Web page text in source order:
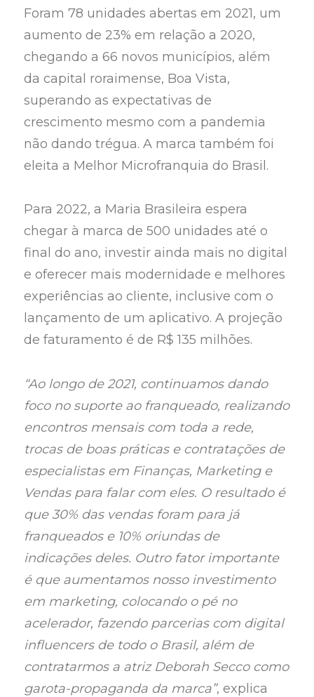
Foram 78 unidades abertas em 2021, um
aumento de 23% em relação a 2020,
chegando a 66 novos municípios, além
da capital roraimense, Boa Vista,
superando as expectativas de
crescimento mesmo com a pandemia
não dando trégua. A marca também foi
eleita a Melhor Microfranquia do Brasil.
Para 2022, a Maria Brasileira espera
chegar à marca de 500 unidades até o
final do ano, investir ainda mais no digital
e oferecer mais modernidade e melhores
experiências ao cliente, inclusive com o
lançamento de um aplicativo. A projeção
de faturamento é de R$ 135 milhões.
“Ao longo de 2021, continuamos dando
foco no suporte ao franqueado, realizando
encontros mensais com toda a rede,
trocas de boas práticas e contratações de
especialistas em Finanças, Marketing e
Vendas para falar com eles. O resultado é
que 30% das vendas foram para já
franqueados e 10% oriundas de
indicações deles. Outro fator importante
é que aumentamos nosso investimento
em marketing, colocando o pé no
acelerador, fazendo parcerias com digital
influencers de todo o Brasil, além de
contratarmos a atriz Deborah Secco como
garota-propaganda da marca”, explica